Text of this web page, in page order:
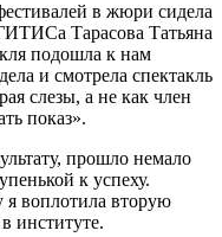
в жюри сидела
ГИТИСа Тарасова Татьяна
подошла к нам
и смотрела спектакль
слезы, а не как член
показ».
прошло немало
к успеху.
я воплотила вторую
институте.